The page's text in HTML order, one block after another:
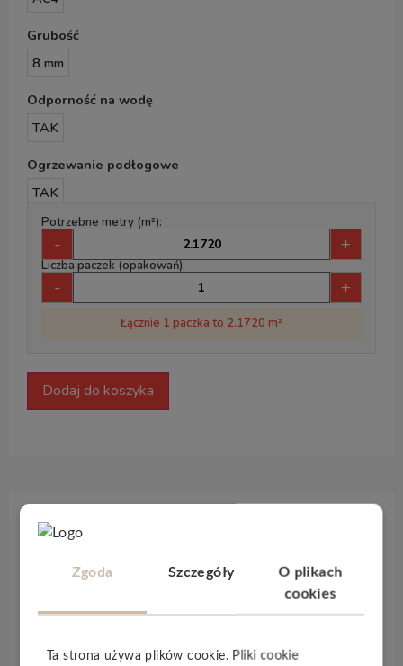
Grubość
8 mm
Odporność na wodę
TAK
Ogrzewanie podłogowe
TAK
Potrzebne metry (m²):
- +
Liczba paczek (opakowań):
- +
Łącznie 1 paczka to 2.1720 m²
Dodaj do koszyka
to panele
podłogowe, które doskonale imitują drewno.
zapobiega osadzaniu się kurzu, co zapewnia
Zgoda Szczegóły
O plikach
cookies
Ta strona używa plików cookie. Pliki cookie